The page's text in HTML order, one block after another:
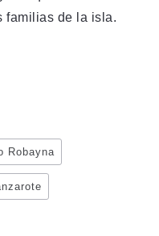
familias de la isla.
Robayna